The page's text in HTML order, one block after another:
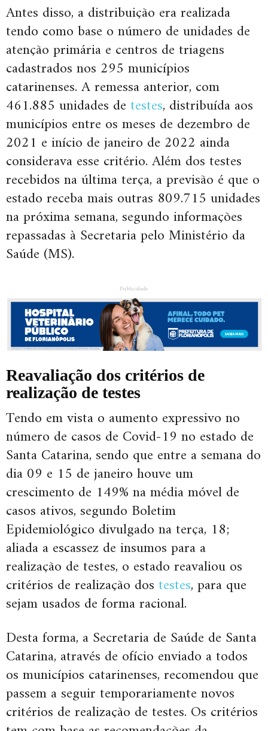
Antes disso, a distribuição era realizada
tendo como base o número de unidades de
atenção primária e centros de triagens
cadastrados nos 295 municípios
catarinenses. A remessa anterior, com
461.885 unidades detestes, distribuída aos
municípios entre os meses de dezembro de
2021 e início de janeiro de 2022 ainda
considerava esse critério. Além dos testes
recebidos na última terça, a previsão é que o
estado receba mais outras 809.715 unidades
na próxima semana, segundo informações
repassadas à Secretaria pelo Ministério da
Saúde (MS).
Publicidade
Reavaliação dos critérios de
realização de testes
Tendo em vista o aumento expressivo no
número de casos de Covid-19 no estado de
Santa Catarina, sendo que entre a semana do
dia 09 e 15 de janeiro houve um
crescimento de 149% na média móvel de
casos ativos, segundo Boletim
Epidemiológico divulgado na terça, 18;
aliada a escassez de insumos para a
realização de testes, o estado reavaliou os
critérios de realização dostestes, para que
sejam usados de forma racional.
Desta forma, a Secretaria de Saúde de Santa
Catarina, através de ofício enviado a todos
os municípios catarinenses, recomendou que
passem a seguir temporariamente novos
critérios de realização de testes. Os critérios